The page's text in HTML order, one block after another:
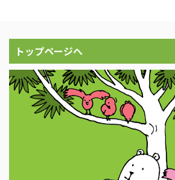
トップページへ